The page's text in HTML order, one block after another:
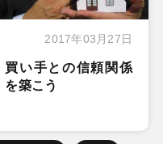
2017年03月27日
買い手との信頼関係
を築こう